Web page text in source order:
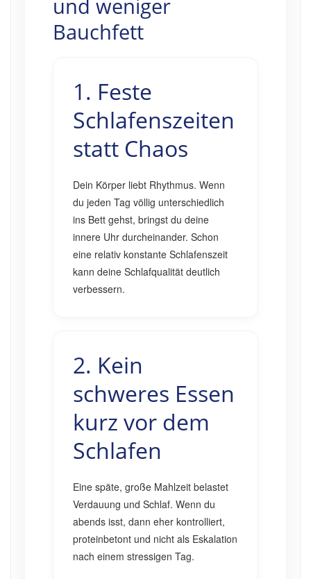
und weniger
Bauchfett
1. Feste
Schlafenszeiten
statt Chaos
Dein Körper liebt Rhythmus. Wenn
du jeden Tag völlig unterschiedlich
ins Bett gehst, bringst du deine
innere Uhr durcheinander. Schon
eine relativ konstante Schlafenszeit
kann deine Schlafqualität deutlich
verbessern.
2. Kein
schweres Essen
kurz vor dem
Schlafen
Eine späte, große Mahlzeit belastet
Verdauung und Schlaf. Wenn du
abends isst, dann eher kontrolliert,
proteinbetont und nicht als Eskalation
nach einem stressigen Tag.